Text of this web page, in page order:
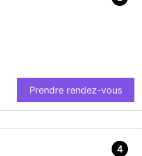
Prendre rendez-vous
4